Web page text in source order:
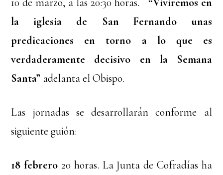
la iglesia de San Fernando unas
predicaciones en torno a lo que es
verdaderamente decisivo en la Semana
Santa” adelanta el Obispo.
Las jornadas se desarrollarán conforme al
siguiente guión:
18 febrero 20 horas. La Junta de Cofradías ha